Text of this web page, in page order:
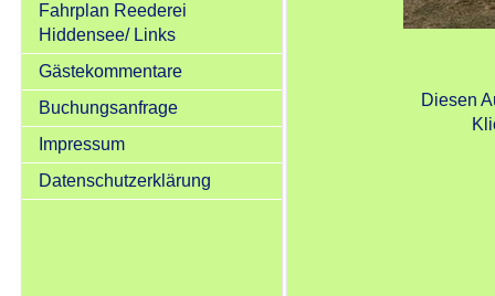
Fahrplan Reederei
Hiddensee/ Links
Gästekommentare
Buchungsanfrage
Impressum
Datenschutzerklärung
Diesen